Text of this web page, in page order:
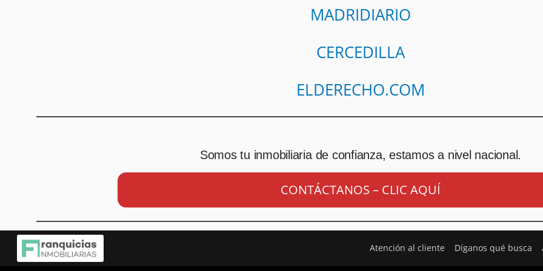
MADRIDIARIO
CERCEDILLA
ELDERECHO.COM
Somos tu inmobiliaria de confianza, estamos a nivel nacional.
CONTÁCTANOS – CLIC AQUÍ
Atención al cliente Díganos qué busca